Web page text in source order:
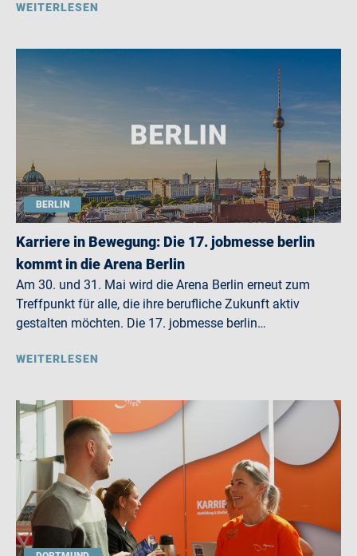
WEITERLESEN
BERLIN
Karriere in Bewegung: Die 17. jobmesse berlin
kommt in die Arena Berlin
Am 30. und 31. Mai wird die Arena Berlin erneut zum
Treffpunkt für alle, die ihre berufliche Zukunft aktiv
gestalten möchten. Die 17. jobmesse berlin…
WEITERLESEN